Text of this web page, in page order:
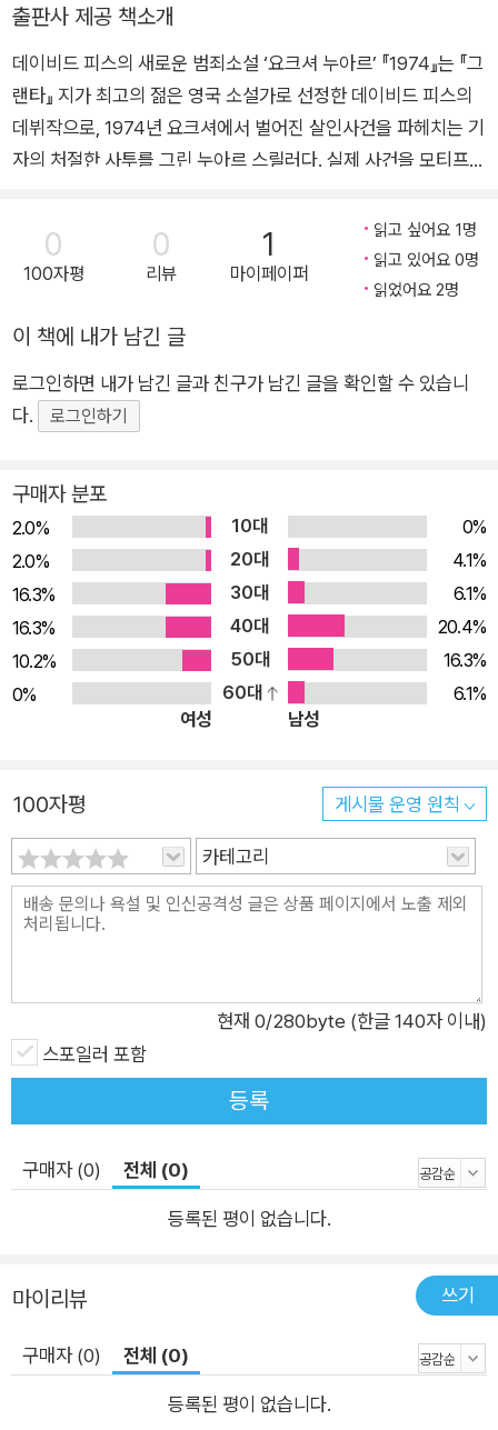
간을 앞두고 있다. 그 밖의 작품으로 동명의 영화로 개봉된 『뎀드
유나이티드』, 골드스미스상 최종 후보작 『레드 오어 데드』가 있
다.
출판사 제공 책소개
데이비드 피스의 새로운 범죄소설 ‘요크셔 누아르’ 『1974』는 『그
랜타』 지가 최고의 젊은 영국 소설가로 선정한 데이비드 피스의
데뷔작으로, 1974년 요크셔에서 벌어진 살인사건을 파헤치는 기
자의 처절한 사투를 그린 누아르 스릴러다. 실제 사건을 모티프로
복잡하고 거친 플롯, 스타카토로 끊기는 단문, 혼란스러운 내면의
독백 등 모방이 불가한 스타일을 통해 ‘요크셔 누아르’라는 새로
운 범죄소설의 장르를 열었다. 이후 경찰, 파견수사관, 변호사 등
각기 다른 인물을 주인공으로 내세워 『1977』 『1980』 『1983』을
이어나가며 당시 영국의 암울한 시대상을 적나라하게 담아냈고
3부작 텔레비전 드라마로도 만들어져 방영되었다. 한국어판은
요크셔 누아르의 시작을 알린 『1974』, 1977년의 매춘부 살인사
본격적으로 다루는 『1977』을 선보인다. 시리즈의 모티프가 된
‘요크셔 리퍼’는 실제로 1960년대와 1970년대 영국 북부의 리즈
지역을 공포에 몰아넣었던 연쇄살인범이다. 특히 『1977』부터 요
크셔 리퍼 사건이 전면에 등장하는데 사건 해결이나 범인 추적보
다는 타락한 권력자, 부패한 경찰, 특종을 쫓는 언론 등 그 주변의
이야기를 주요하게 다룬다. 이처럼 실화를 모티프로 한 연쇄살인
이야기, 매춘부들을 노리는 살인마, 범죄자와의 경계가 모호할 만
큼 폭력적인데다 여자관계로 얽혀 있는 경찰들, 어지러웠던 과거
키며 “1970년대 요크셔를 부패의 암적인 근원으로 바꿔놓음으
로써 ‘엘로이 랜드’의 심장부로 직행한다” “제임스 엘로이를 연
상시키는 스타일이지만 훨씬 더 암울한 뭔가에 빠져 있다”는 평
가를 받았다. 20세기 영국에서 가장 보수적이고 우익성이 강했
다는 대처 시대를 비판적으로 바라보며 스릴러 장르의 틀에 당시
녹여낸 범죄소설 작가 이언 랜킨이 떠오르기도 한다. 분명한 것
은, 아찔하고 강렬한 시적 문체로 난폭하고 자극적인 이야기를 극
단까지 밀어붙이는 데이비드 피스만의 독창적 스타일이 이미 수
없이 소비된 범죄소설 장르도 혁신이 가능함을 보여주었다는 점
이다. 데이비드 피스는 요크셔에서 태어나 웨이크필드 근처 오시
트에서 성장했다. 책과 글쓰기 외에도 음악, 만화에 빠져 십대 시
절을 보냈고 엄청난 소설을 쓰겠다는 포부로 출판사들의 문을 두
드렸지만 돌아오는 것은 어떤 글도 보내지 말라는 거절이었다. 계
이스탄불로 떠나 영어를 가르친다. 그곳에서 보낸 이 년은 그가
여덟 살 이후 아무 글도 쓰지 않았던 유일한 시간이었다. 하루종
일 일해도 사정이 나아지지 않자 일자리를 제안받아 다시 일본으
는 영어책 중고 서점에 이끌리듯 드나들며 특히 범죄소설을 탐독
0
100자평
0
리뷰
1
마이페이퍼
읽고 싶어요 1명
읽고 있어요 0명
읽었어요 2명
이 책에 내가 남긴 글
로그인하면 내가 남긴 글과 친구가 남긴 글을 확인할 수 있습니
다.
로그인하기
구매자 분포
2.0% 10대
0%
2.0%
20대
4.1%
16.3%
30대
6.1%
16.3%
40대
20.4%
10.2%
50대
16.3%
0%
60대
6.1%
여성
남성
100자평 게시물 운영 원칙
카테고리
현재 0/280byte (한글 140자 이내)
스포일러 포함
등록
구매자 (0) 전체 (0)
등록된 평이 없습니다.
마이리뷰 쓰기
구매자 (0) 전체 (0)
등록된 평이 없습니다.